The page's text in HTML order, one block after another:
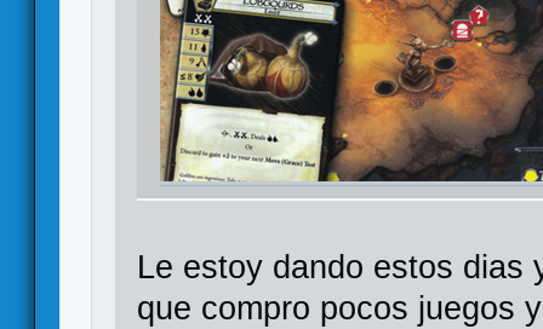
Le estoy dando estos dias
que compro pocos juegos